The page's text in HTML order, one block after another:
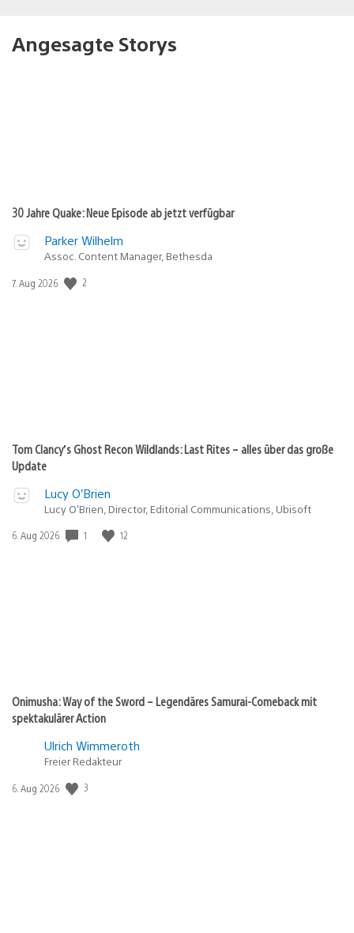
Angesagte Storys
30 Jahre Quake: Neue Episode ab jetzt verfügbar
Parker Wilhelm
Assoc. Content Manager, Bethesda
Veröffentlichungsdatum:
7. Aug 2026 2
Tom Clancy’s Ghost Recon Wildlands: Last Rites – alles über das große
Update
Lucy O’Brien
Lucy O’Brien, Director, Editorial Communications, Ubisoft
Veröffentlichungsdatum:
6. Aug 2026 1 12
Onimusha: Way of the Sword – Legendäres Samurai-Comeback mit
spektakulärer Action
Ulrich Wimmeroth
Freier Redakteur
Veröffentlichungsdatum:
6. Aug 2026 3